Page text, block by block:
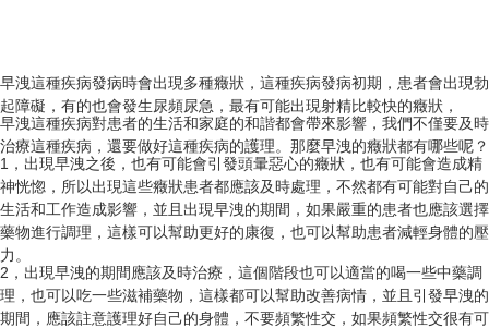
早洩這種疾病發病時會出現多種癥狀，這種疾病發病初期，患者會出現勃
起障礙，有的也會發生尿頻尿急，最有可能出現射精比較快的癥狀，
早洩這種疾病對患者的生活和家庭的和諧都會帶來影響，我們不僅要及時
治療這種疾病，還要做好這種疾病的護理。那麼早洩的癥狀都有哪些呢？
1，出現早洩之後，也有可能會引發頭暈惡心的癥狀，也有可能會造成精
神恍惚，所以出現這些癥狀患者都應該及時處理，不然都有可能對自己的
生活和工作造成影響，並且出現早洩的期間，如果嚴重的患者也應該選擇
藥物進行調理，這樣可以幫助更好的康復，也可以幫助患者減輕身體的壓
力。
2，出現早洩的期間應該及時治療，這個階段也可以適當的喝一些中藥調
理，也可以吃一些滋補藥物，這樣都可以幫助改善病情，並且引發早洩的
期間，應該註意護理好自己的身體，不要頻繁性交，如果頻繁性交很有可